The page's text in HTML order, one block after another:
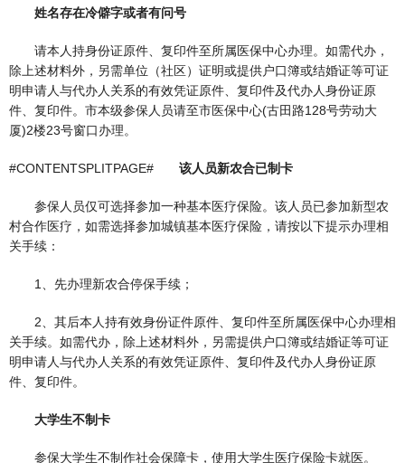
姓名存在冷僻字或者有问号
请本人持身份证原件、复印件至所属医保中心办理。如需代办，
除上述材料外，另需单位（社区）证明或提供户口簿或结婚证等可证
明申请人与代办人关系的有效凭证原件、复印件及代办人身份证原
件、复印件。市本级参保人员请至市医保中心(古田路128号劳动大
厦)2楼23号窗口办理。
#CONTENTSPLITPAGE# 该人员新农合已制卡
参保人员仅可选择参加一种基本医疗保险。该人员已参加新型农
村合作医疗，如需选择参加城镇基本医疗保险，请按以下提示办理相
关手续：
1、先办理新农合停保手续；
2、其后本人持有效身份证件原件、复印件至所属医保中心办理相
关手续。如需代办，除上述材料外，另需提供户口簿或结婚证等可证
明申请人与代办人关系的有效凭证原件、复印件及代办人身份证原
件、复印件。
大学生不制卡
参保大学生不制作社会保障卡，使用大学生医疗保险卡就医。